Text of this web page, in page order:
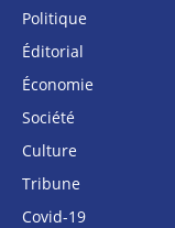
Politique
Éditorial
Économie
Société
Culture
Tribune
Covid-19